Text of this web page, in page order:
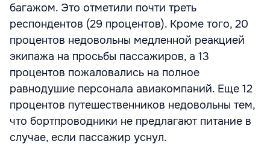
багажом. Это отметили почти треть
респондентов (29 процентов). Кроме того, 20
процентов недовольны медленной реакцией
экипажа на просьбы пассажиров, а 13
процентов пожаловались на полное
равнодушие персонала авиакомпаний. Еще 12
процентов путешественников недовольны тем,
что бортпроводники не предлагают питание в
случае, если пассажир уснул.